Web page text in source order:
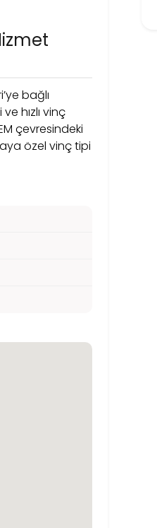
bağlı
hızlı vinç
çevresindeki
özel vinç tipi